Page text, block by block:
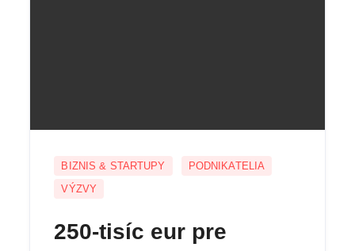
BIZNIS & STARTUPY
PODNIKATELIA
VÝZVY
250-tisíc eur pre